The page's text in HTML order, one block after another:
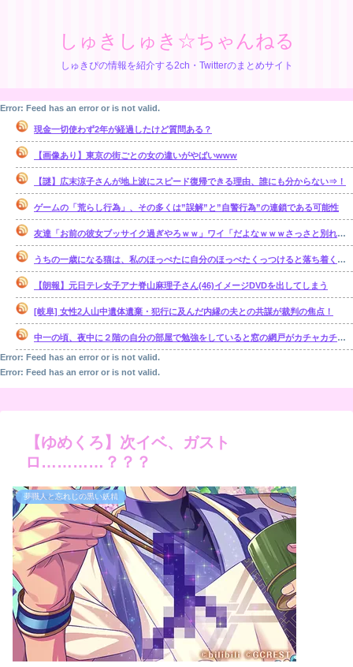
しゅきしゅき☆ちゃんねる
しゅきぴの情報を紹介する2ch・Twitterのまとめサイト
Error: Feed has an error or is not valid.
現金一切使わず2年が経過したけど質問ある？
【画像あり】東京の街ごとの女の違いがやばいwww
【謎】広末涼子さんが地上波にスピード復帰できる理由、誰にも分からない⇒！
ゲームの「荒らし行為」、その多くは”誤解”と”自警行為”の連鎖である可能性
友達「お前の彼女ブッサイク過ぎやろｗｗ」ワイ「だよなｗｗｗさっさと別れたいわｗｗｗ」
うちの一歳になる猫は、私のほっぺたに自分のほっぺたくっつけると落ち着くのか・・・【再】
【朗報】元日テレ女子アナ脊山麻理子さん(46)イメージDVDを出してしまう
[岐阜] 女性2人山中遺体遺棄・犯行に及んだ内縁の夫との共謀が裁判の焦点！
中一の頃、夜中に２階の自分の部屋で勉強をしていると窓の網戸がカチャカチャ鳴り出した。【再】
Error: Feed has an error or is not valid.
Error: Feed has an error or is not valid.
【ゆめくろ】次イベ、ガスト
ロ…………？？？
夢職人と忘れじの黒い妖精